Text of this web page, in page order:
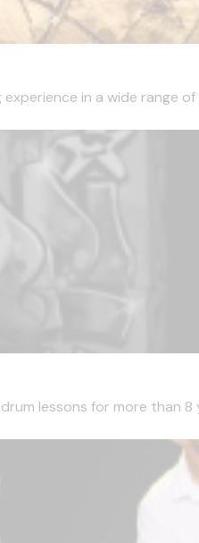
in a wide range
lessons for more than